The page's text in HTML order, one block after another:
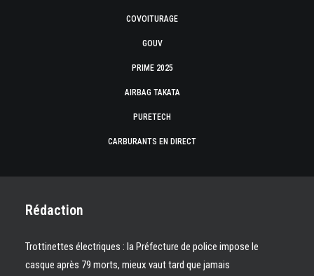
COVOITURAGE
GOUV
PRIME 2025
AIRBAG TAKATA
PURETECH
CARBURANTS EN DIRECT
Rédaction
Trottinettes électriques : la Préfecture de police impose le
casque après 79 morts, mieux vaut tard que jamais